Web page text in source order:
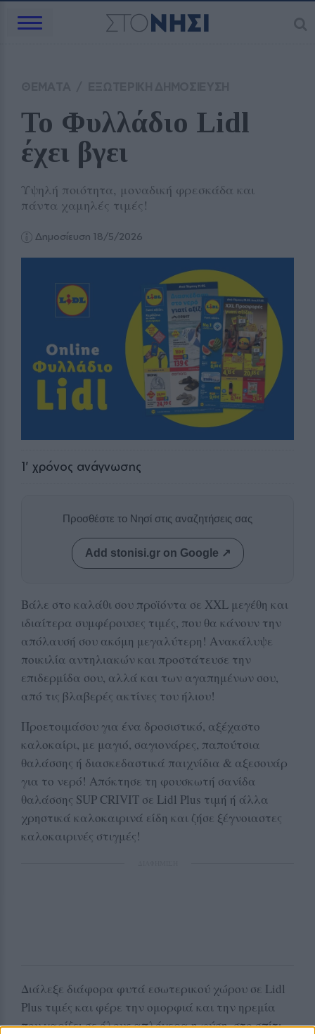
Το Φυλλάδιο Lidl
έχει βγει
Υψηλή ποιότητα, μοναδική φρεσκάδα και
πάντα χαμηλές τιμές!
Δημοσίευση 18/5/2026
1' χρόνος ανάγνωσης
Προσθέστε το Νησί στις αναζητήσεις σας
Add stonisi.gr on Google ↗
Βάλε στο καλάθι σου προϊόντα σε XXL μεγέθη και
ιδιαίτερα συμφέρουσες τιμές, που θα κάνουν την
απόλαυσή σου ακόμη μεγαλύτερη! Ανακάλυψε
ποικιλία αντηλιακών και προστάτευσε την
επιδερμίδα σου, αλλά και των αγαπημένων σου,
από τις βλαβερές ακτίνες του ήλιου!
Προετοιμάσου για ένα δροσιστικό, αξέχαστο
καλοκαίρι, με μαγιό, σαγιονάρες, παπούτσια
θαλάσσης ή διασκεδαστικά παιχνίδια & αξεσουάρ
για το νερό! Απόκτησε τη φουσκωτή σανίδα
θαλάσσης SUP CRIVIT σε Lidl Plus τιμή ή άλλα
χρηστικά καλοκαιρινά είδη και ζήσε ξέγνοιαστες
καλοκαιρινές στιγμές!
Διάλεξε διάφορα φυτά εσωτερικού χώρου σε Lidl
Plus τιμές και φέρε την ομορφιά και την ηρεμία
που χαρίζει σε όλους απλόχερα η φύση, στο σπίτι